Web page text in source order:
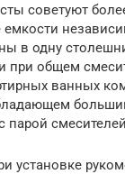
советуют
емкости
в одну
при общем
ванных
парой
установке